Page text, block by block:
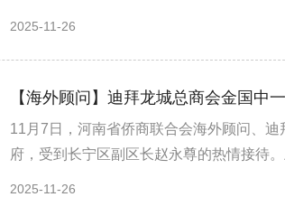
2025-11-26
【海外顾问】迪拜龙城总商会金国中
11月7日，河南省侨商联合会海外顾问、
府，受到长宁区副区长赵永尊的热情接待
2025-11-26